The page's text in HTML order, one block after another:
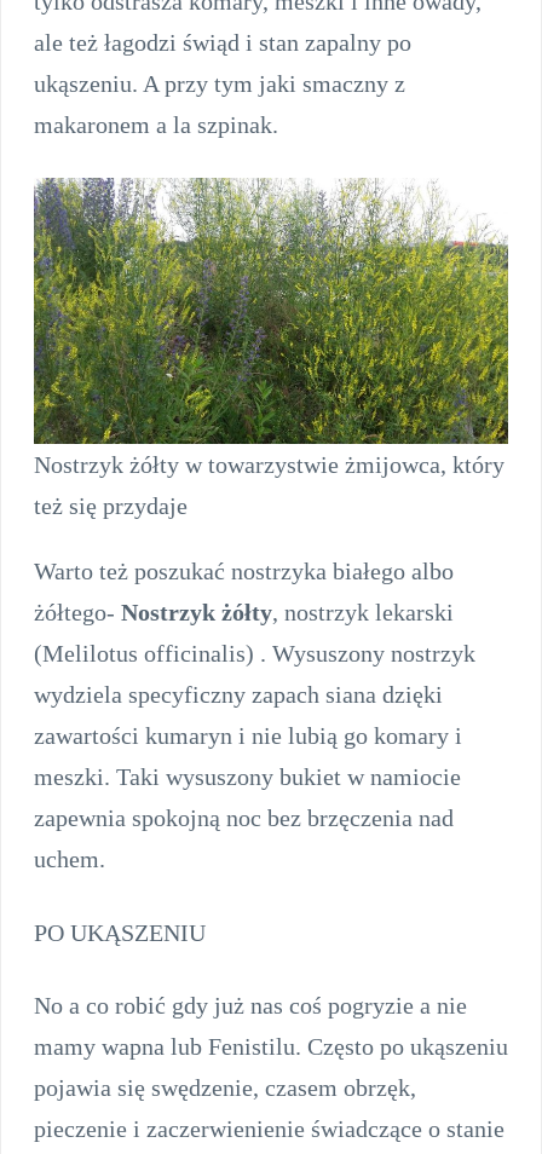
ale też łagodzi świąd i stan zapalny po
ukąszeniu. A przy tym jaki smaczny z
makaronem a la szpinak.
Nostrzyk żółty w towarzystwie żmijowca, który
też się przydaje
Warto też poszukać nostrzyka białego albo
żółtego- Nostrzyk żółty, nostrzyk lekarski
(Melilotus officinalis) . Wysuszony nostrzyk
wydziela specyficzny zapach siana dzięki
zawartości kumaryn i nie lubią go komary i
meszki. Taki wysuszony bukiet w namiocie
zapewnia spokojną noc bez brzęczenia nad
uchem.
PO UKĄSZENIU
No a co robić gdy już nas coś pogryzie a nie
mamy wapna lub Fenistilu. Często po ukąszeniu
pojawia się swędzenie, czasem obrzęk,
pieczenie i zaczerwienienie świadczące o stanie